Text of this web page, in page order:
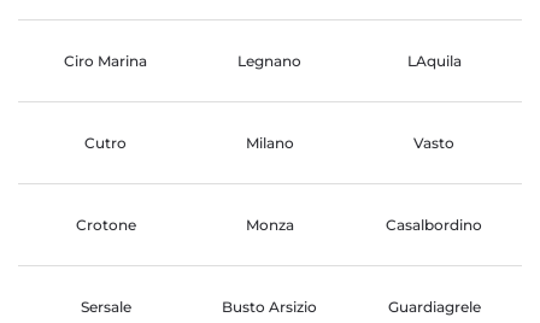
Ciro Marina Legnano LAquila
Cutro Milano Vasto
Crotone Monza Casalbordino
Sersale Busto Arsizio Guardiagrele